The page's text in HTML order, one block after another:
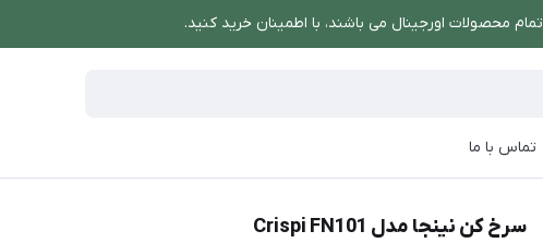
تمام محصولات اورجینال می باشند، با اطمینان خرید کنید.
تماس با ما
سرخ کن نینجا مدل Crispi FN101